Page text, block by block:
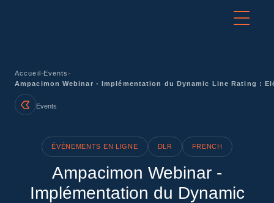
Accueil-Events-
Ampacimon Webinar - Implémentation du Dynamic Line Rating :
Events
ÉVÉNEMENTS EN LIGNE DLR FRENCH
Ampacimon Webinar -
Implémentation du Dynamic